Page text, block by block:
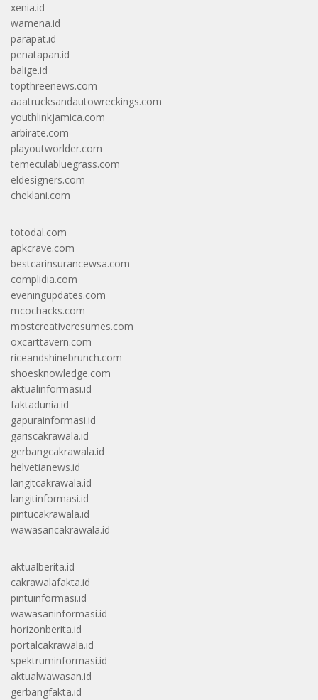
xenia.id
wamena.id
parapat.id
penatapan.id
balige.id
topthreenews.com
aaatrucksandautowreckings.com
youthlinkjamica.com
arbirate.com
playoutworlder.com
temeculabluegrass.com
eldesigners.com
cheklani.com
totodal.com
apkcrave.com
bestcarinsurancewsa.com
complidia.com
eveningupdates.com
mcochacks.com
mostcreativeresumes.com
oxcarttavern.com
riceandshinebrunch.com
shoesknowledge.com
aktualinformasi.id
faktadunia.id
gapurainformasi.id
gariscakrawala.id
gerbangcakrawala.id
helvetianews.id
langitcakrawala.id
langitinformasi.id
pintucakrawala.id
wawasancakrawala.id
aktualberita.id
cakrawalafakta.id
pintuinformasi.id
wawasaninformasi.id
horizonberita.id
portalcakrawala.id
spektruminformasi.id
aktualwawasan.id
gerbangfakta.id